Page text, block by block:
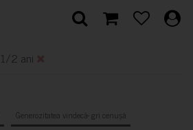
1/2 ani
Generozitatea vindecă- gri cenușă